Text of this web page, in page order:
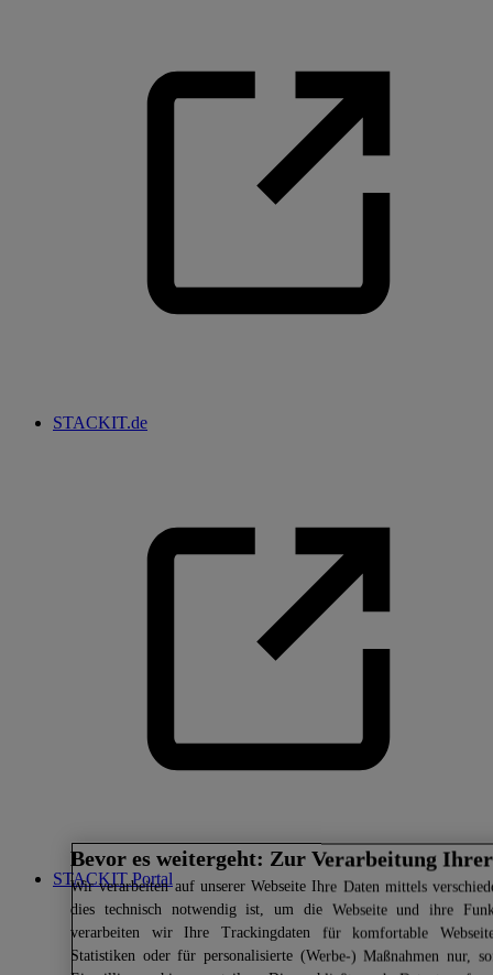
STACKIT.de
STACKIT Portal
Bevor es weitergeht: Zur Verarbeitung
Wirverarbeiten auf unserer Webseite Ihre Daten mittels
dies technisch notwendig ist, um die Webseite und ihre
verarbeiten wir Ihre Trackingdaten für komfortable
Statistiken oder für personalisierte (Werbe-) Maßnahmen nur,